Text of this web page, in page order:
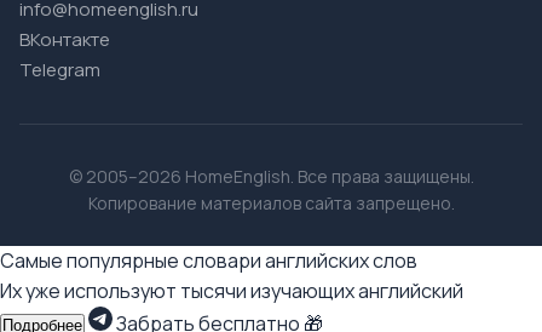
info@homeenglish.ru
ВКонтакте
Telegram
© 2005–2026 HomeEnglish. Все права защищены.
Копирование материалов сайта запрещено.
Самые популярные словари английских слов
Их уже используют тысячи изучающих английский
Подробнее Забрать бесплатно 🎁